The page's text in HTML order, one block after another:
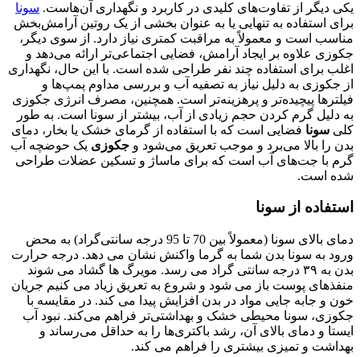
یکی دیگر از تفاوت‌های کلیدی در کاربرد و نگهداری آن‌هاست. سونا
برای استفاده به تنهایی یا به عنوان بخشی از یک روتین آرامش‌بخش
مناسب است و معمولاً به مراقبت کمتری نیاز دارد. از سوی دیگر،
جکوزی علاوه بر ایجاد آرامش، فضایی اجتماعی‌تر ارائه می‌دهد و
اغلب برای استفاده چند نفر طراحی شده است. با این حال، نگهداری
از جکوزی به دلیل نیاز به تصفیه آب و بررسی مداوم پمپ‌ها و
فیلترها پیچیده‌تر و پرهزینه‌تر است. همچنین، مصرف انرژی جکوزی
به دلیل گرم کردن حجم زیادی از آب، بیشتر از سونا است. به طور
کلی سونا فضایی است که با استفاده از گرمای خشک یا بخار، دمای
بدن را بالا می‌برد و موجب تعریق می‌شود و جکوزی یک حوضچه آب
گرم با جت‌های آب است که برای ماساژ و تسکین عضلات طراحی
شده است.
استفاده از سونا
دمای بالای سونا (معمولاً بین 70 تا 95 درجه سانتی‌گراد) به محض
ورود به سونا بدن شما به گرما واکنش نشان می دهد. درجه حرارت
بدن به ۳۹ درجه سانتی گراد می رسد. مویرگ ها گشاد می شوند
منفذهای پوست باز می شود و شروع به تعریق زیاد می کنیم جریان
خون و جابه جایی مواد در بدن افزایش پیدا می کند. در مقایسه با
جکوزی، سونا محیطی خشک و بهداشتی‌تر فراهم می‌کند. نبود آب
ایستا و دمای بالای آن، رشد باکتری‌ها را به حداقل می‌رساند و
بهداشت و تمیزی بیشتری را فراهم می کند.